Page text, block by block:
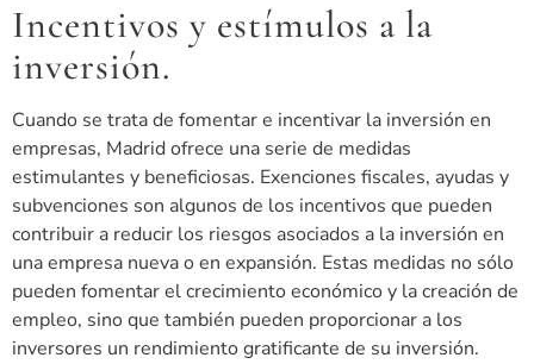
Incentivos y estímulos a la
inversión.
Cuando se trata de fomentar e incentivar la inversión en
empresas, Madrid ofrece una serie de medidas
estimulantes y beneficiosas. Exenciones fiscales, ayudas y
subvenciones son algunos de los incentivos que pueden
contribuir a reducir los riesgos asociados a la inversión en
una empresa nueva o en expansión. Estas medidas no sólo
pueden fomentar el crecimiento económico y la creación de
empleo, sino que también pueden proporcionar a los
inversores un rendimiento gratificante de su inversión.